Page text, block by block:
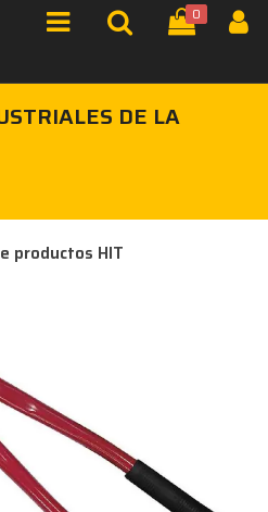
0
DE LA
productos HIT